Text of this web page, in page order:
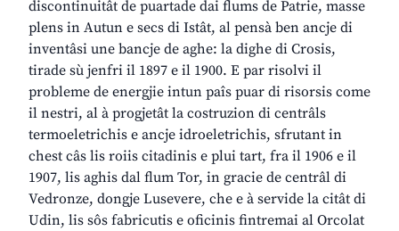
discontinuitât de puartade dai flums de Patrie, masse
plens in Autun e secs di Istât, al pensà ben ancje di
inventâsi une bancje de aghe: la dighe di Crosis,
tirade sù jenfri il 1897 e il 1900. E par risolvi il
probleme de energjie intun paîs puar di risorsis come
il nestri, al à progjetât la costruzion di centrâls
termoeletrichis e ancje idroeletrichis, sfrutant in
chest câs lis roiis citadinis e plui tart, fra il 1906 e il
1907, lis aghis dal flum Tor, in gracie de centrâl di
Vedronze, dongje Lusevere, che e à servide la citât di
Udin, lis sôs fabricutis e oficinis fintremai al Orcolat